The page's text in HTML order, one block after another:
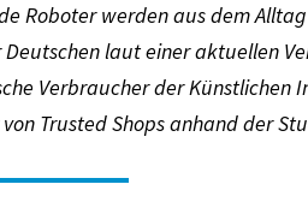
Roboter werden aus dem
laut einer aktuellen
Verbraucher der Künstlichen
Trusted Shops anhand der